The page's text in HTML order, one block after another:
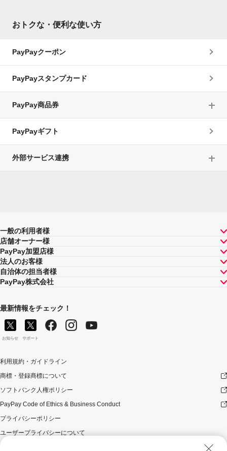
おトクな・便利な使い方
PayPayクーポン
PayPayスタンプカード
PayPay商品券
PayPayギフト
外部サービス連携
一般の利用者様
店舗オーナー様
PayPay加盟店様
法人のお客様
自治体の担当者様
PayPay株式会社
最新情報をチェック！
お知らせ サポート
利用規約・ガイドライン
商標・登録商標について
ソフトバンク人権ポリシー
PayPay Code of Ethics & Business Conduct
プライバシーポリシー
ユーザープライバシーについて